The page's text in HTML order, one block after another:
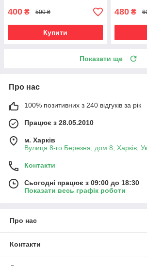
400 ₴ 500 ₴
Купити
480 ₴
Показати ще
Про нас
100% позитивних з 240 відгуків за рік
Працює з 28.05.2010
м. Харків
Вулиця 8-го Березня, дом 8, Харків,
Контакти
Сьогодні працює з 09:00 до 18:30
Показати весь графік роботи
Про нас
Контакти